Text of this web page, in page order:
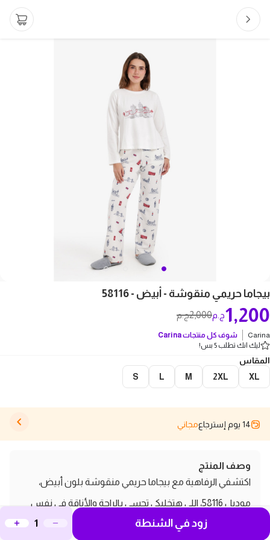
بيجاما حريمي منقوشة - أبيض - 58116
2,000ج.م 1,200ج.م
Carina شوف كل منتجاتCarina
ليك انك تطلب 5 بس!
المقاس
XL
2XL
M
L
S
14 يوم إسترجاع مجاني
وصف المنتج
اكتشفي الرفاهية مع بيجاما حريمي منقوشة بلون أبيض،
موديل 58116، اللي هتخليكي تحسي بالراحة والأناقة في نفس
الوقت. البيجاما دي مصنوعة من خامات عالية الجودة، بتضمن
زود في الشنطة